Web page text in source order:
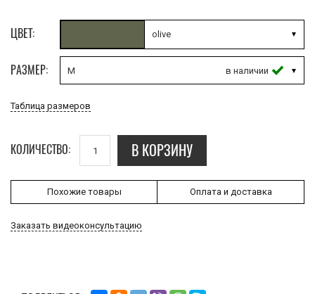
ЦВЕТ: olive
РАЗМЕР: M
Таблица размеров
КОЛИЧЕСТВО: В КОРЗИНУ
Похожие товары Оплата и доставка
Заказать видеоконсультацию